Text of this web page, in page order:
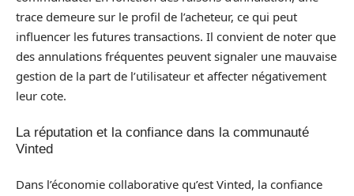
trace demeure sur le profil de l’acheteur, ce qui peut
influencer les futures transactions. Il convient de noter que
des annulations fréquentes peuvent signaler une mauvaise
gestion de la part de l’utilisateur et affecter négativement
leur cote.
La réputation et la confiance dans la communauté
Vinted
Dans l’économie collaborative qu’est Vinted, la confiance